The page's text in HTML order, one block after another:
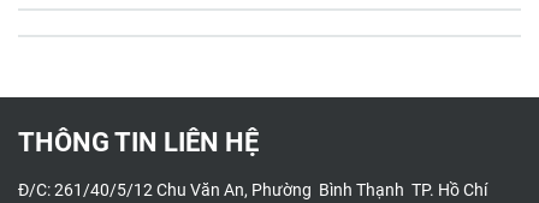
THÔNG TIN LIÊN HỆ
Đ/C: 261/40/5/12 Chu Văn An, Phường Bình Thạnh TP. Hồ Chí